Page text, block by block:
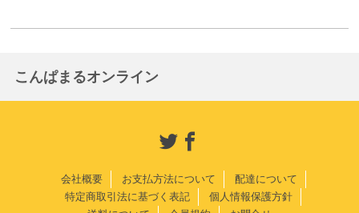
こんぱまるオンライン
会社概要 お支払方法について
配達について
特定商取引法に基づく表記
個人情報保護方針